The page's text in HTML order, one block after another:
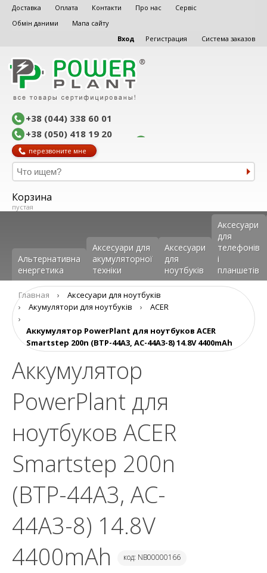
Доставка Оплата Контакти Про нас
Сервіс
Обмін даними
Мапа сайту
Вход
Регистрация Система заказов
+38 (044) 338 60 01
+38 (050) 418 19 20
перезвоните мне
Корзина
пустая
Альтернативна
енергетика
Аксесуари для
акумуляторної
техніки
Аксесуари
для
ноутбуків
Аксеcуари
для
телефонів
і
планшетів
Главная ›
Аксесуари для ноутбуків
›
Aкумулятори для ноутбуків ›
ACER
›
Аккумулятор PowerPlant для ноутбуков ACER
Smartstep 200n (BTP-44A3, AC-44A3-8) 14.8V 4400mAh
Аккумулятор
PowerPlant для
ноутбуков ACER
Smartstep 200n
(BTP-44A3, AC-
44A3-8) 14.8V
4400mAh
код: NB00000166